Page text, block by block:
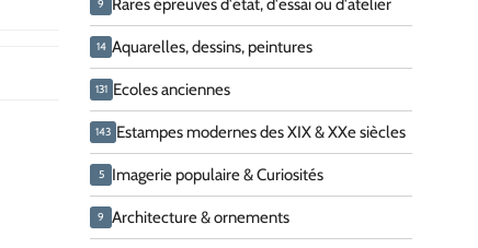
9
14 Aquarelles, dessins, peintures
131 Ecoles anciennes
143 Estampes modernes des XIX & XXe siècles
5 Imagerie populaire & Curiosités
9 Architecture & ornements